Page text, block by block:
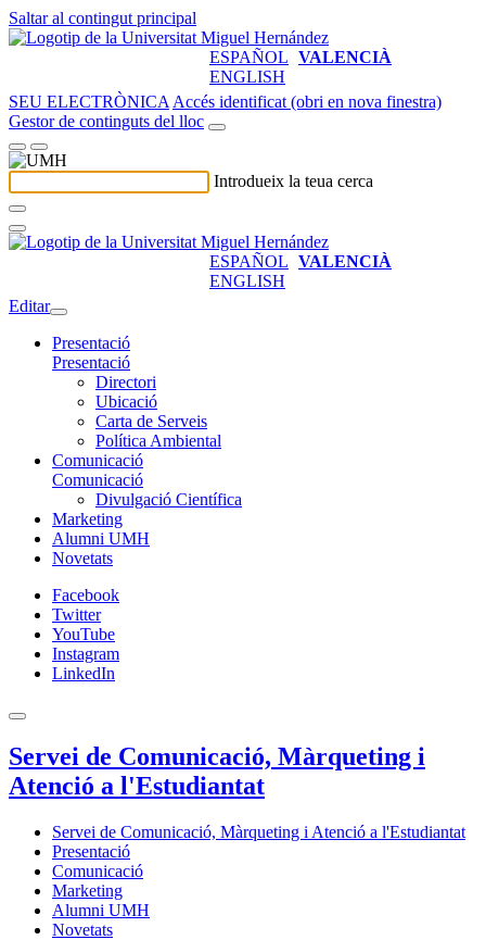
Saltar al contingut principal
ESPAÑOL VALENCIÀ
ENGLISH
SEU ELECTRÒNICA Accés identificat (obri en nova finestra)
Gestor de continguts del lloc
Introdueix la teua cerca
ESPAÑOL VALENCIÀ
ENGLISH
Editar
Presentació
Presentació
Directori
Ubicació
Carta de Serveis
Política Ambiental
Comunicació
Comunicació
Divulgació Científica
Marketing
Alumni UMH
Novetats
Facebook
Twitter
YouTube
Instagram
LinkedIn
Servei de Comunicació, Màrqueting i
Atenció a l'Estudiantat
Servei de Comunicació, Màrqueting i Atenció a l'Estudiantat
Presentació
Comunicació
Marketing
Alumni UMH
Novetats